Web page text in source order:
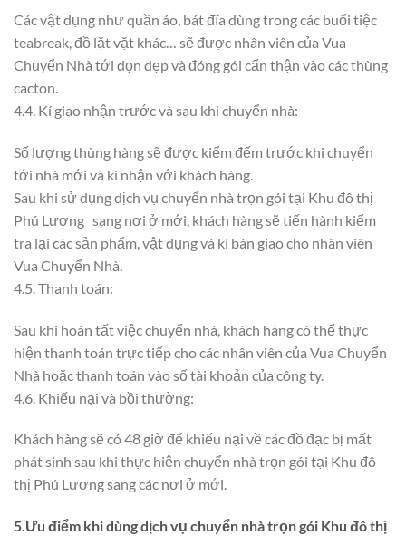
Các vật dụng như quần áo, bát đĩa dùng trong các buổi tiệc
teabreak, đồ lặt vặt khác… sẽ được nhân viên của Vua
Chuyển Nhà tới dọn dẹp và đóng gói cẩn thận vào các thùng
cacton.
4.4. Kí giao nhận trước và sau khi chuyển nhà:
Số lượng thùng hàng sẽ được kiểm đếm trước khi chuyển
tới nhà mới và kí nhận với khách hàng.
Sau khi sử dụng dịch vụ chuyển nhà trọn gói tại Khu đô thị
Phú Lương sang nơi ở mới, khách hàng sẽ tiến hành kiểm
tra lại các sản phẩm, vật dụng và kí bàn giao cho nhân viên
Vua Chuyển Nhà.
4.5. Thanh toán:
Sau khi hoàn tất việc chuyển nhà, khách hàng có thể thực
hiện thanh toán trực tiếp cho các nhân viên của Vua Chuyển
Nhà hoặc thanh toán vào số tài khoản của công ty.
4.6. Khiếu nại và bồi thường:
Khách hàng sẽ có 48 giờ để khiếu nại về các đồ đạc bị mất
phát sinh sau khi thực hiện chuyển nhà trọn gói tại Khu đô
thị Phú Lương sang các nơi ở mới.
5.Ưu điểm khi dùng dịch vụ chuyển nhà trọn gói Khu đô thị